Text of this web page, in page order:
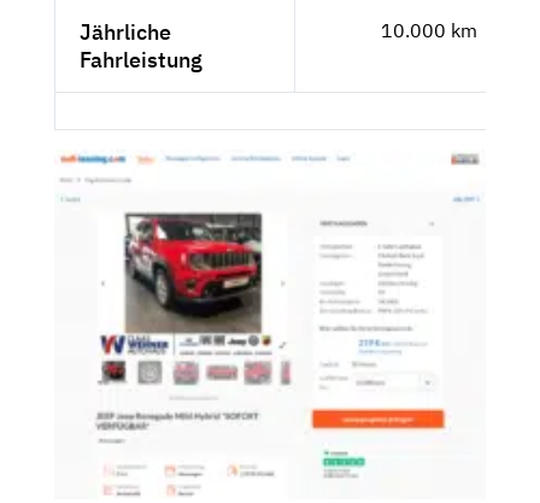
Jährliche
Fahrleistung
10.000 km